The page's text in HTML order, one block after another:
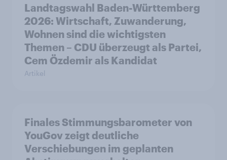
Landtagswahl Baden-Württemberg
2026: Wirtschaft, Zuwanderung,
Wohnen sind die wichtigsten
Themen – CDU überzeugt als Partei,
Cem Özdemir als Kandidat
Artikel
Finales Stimmungsbarometer von
YouGov zeigt deutliche
Verschiebungen im geplanten